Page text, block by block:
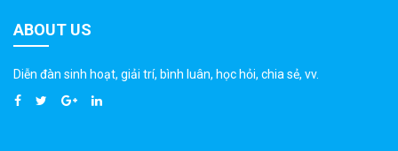
ABOUT US
Diễn đàn sinh hoạt, giải trí, bình luân, học hỏi, chia sẻ, vv.